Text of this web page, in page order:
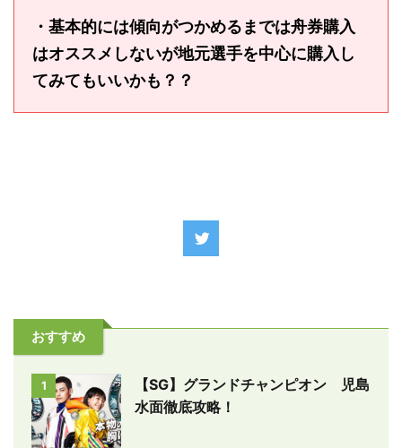
・基本的には傾向がつかめるまでは舟券購入
はオススメしないが地元選手を中心に購入し
てみてもいいかも？？
おすすめ
1
【SG】グランドチャンピオン 児島
水面徹底攻略！